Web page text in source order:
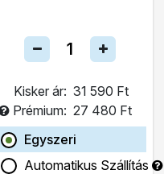
Kisker ár: 31 590 Ft
Prémium: 27 480 Ft
Egyszeri
Automatikus Szállítás